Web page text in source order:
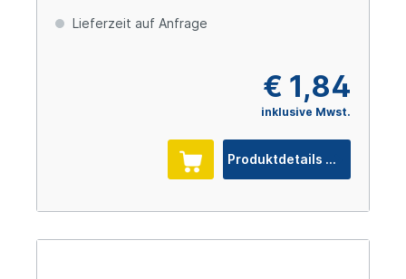
Lieferzeit auf Anfrage
€ 1,84
inklusive Mwst.
Produktdetails